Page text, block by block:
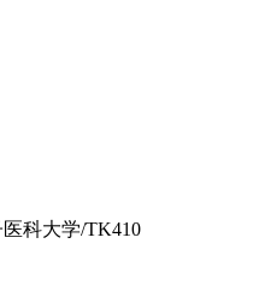
科大学/TK410